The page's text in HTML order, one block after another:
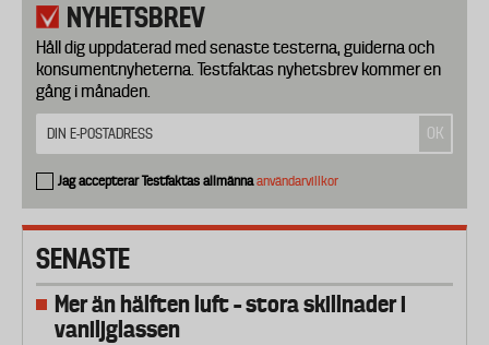
NYHETSBREV
Håll dig uppdaterad med senaste testerna, guiderna och
konsumentnyheterna. Testfaktas nyhetsbrev kommer en
gång i månaden.
Jag accepterar Testfaktas allmännaanvändarvillkor
SENASTE
Mer än hälften luft – stora skillnader i
vaniljglassen